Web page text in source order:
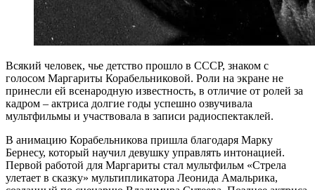
Всякий человек, чье детство прошло в СССР, знаком с
голосом Маргариты Корабельниковой. Роли на экране не
принесли ей всенародную известность, в отличие от ролей за
кадром – актриса долгие годы успешно озвучивала
мультфильмы и участвовала в записи радиоспектаклей.
В анимацию Корабельникова пришла благодаря Марку
Бернесу, который научил девушку управлять интонацией.
Первой работой для Маргариты стал мультфильм «Стрела
улетает в сказку» мультипликатора Леонида Амальрика,